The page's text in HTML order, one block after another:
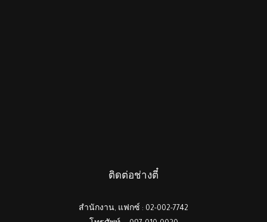
ติดต่อช่างตี๋
สำนักงาน, แฟกซ์ : 02-002-7742